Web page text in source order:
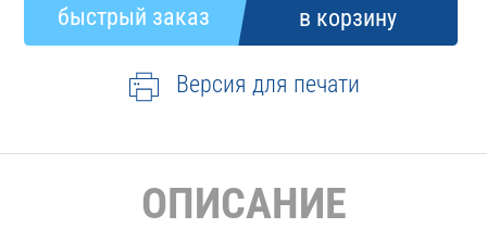
Версия для печати
ОПИСАНИЕ